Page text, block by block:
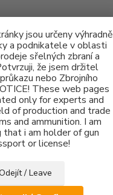
jsou určeny výhradně
a podnikatele v oblasti
sřelných zbraní a
že jsem držitel
nebo Zbrojního
These web pages
only for experts and
of production and trade
and ammunition. I am
that i am holder of gun
or license!
/ Leave
Hledat